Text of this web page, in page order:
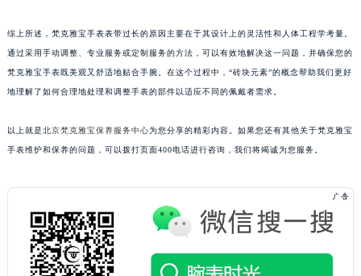
综上所述，梵克雅宝手表表带过长的原因主要在于其设计上的灵活性和人体工程学考量。
通过采用手动调整、专业服务或定制服务的方法，可以有效地解决这一问题，并确保您的
梵克雅宝手表既美观又舒适地贴合手腕。在这个过程中，“砖块元素”的概念帮助我们更好
地理解了如何合理地处理和调整手表的部件以适应不同的佩戴者需求。
以上就是北京梵克雅宝保养服务中心为您分享的精彩内容。如果您还有其他关于梵克雅宝
手表维护和保养的问题，可以拨打页面400电话进行咨询，我们将竭诚为您服务。